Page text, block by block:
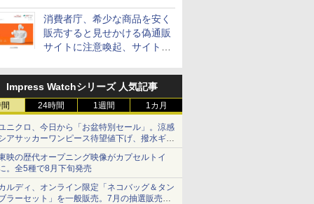
消費者庁、希少な商品を安く
販売すると見せかける偽通販
サイトに注意喚起、サイト名
Impress Watchシリーズ 人気記事
24時間 1週間 1カ月
ニクロ、今日から「お盆特別セール」。涼感
アサッカーワンピース待望値下げ、撥水ギア
ョーツは1990円に
映の歴代オープニング映像がカプセルトイ
。全5種で8月下旬発売
ルディ、オンライン限定「ネコバッグ＆タン
ラーセット」を一般販売。7月の抽選販売の